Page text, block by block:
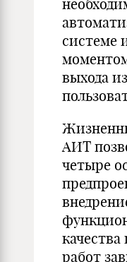
системе
выхода
АИТ
четыре
работ